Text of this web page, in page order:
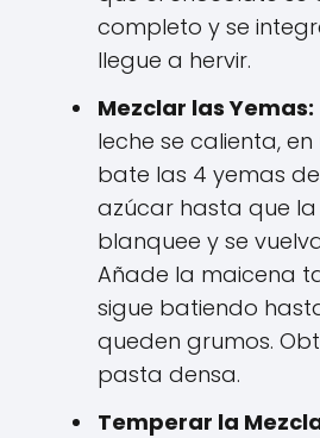
completo y se
llegue a hervir.
Mezclar las Yemas:
leche se calienta,
bate las 4 yemas
azúcar hasta que
blanquee y se
Añade la maicena
sigue batiendo
queden grumos.
pasta densa.
Temperar la